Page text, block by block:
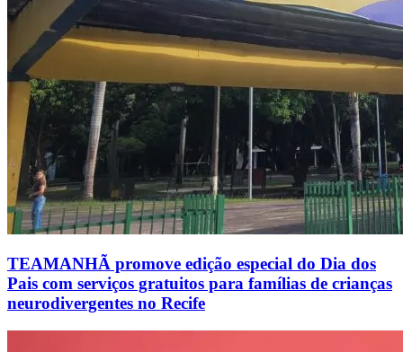
TEAMANHÃ promove edição especial do Dia dos
Pais com serviços gratuitos para famílias de crianças
neurodivergentes no Recife